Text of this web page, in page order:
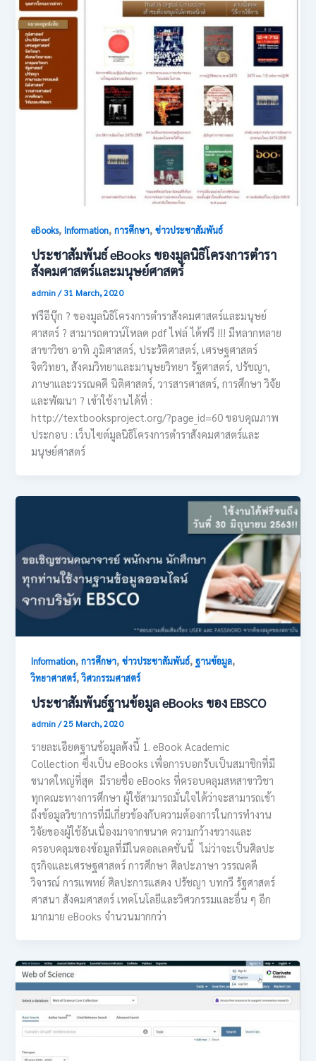
eBooks,Information,การศึกษา,ข่าวประชาสัมพันธ์
ประชาสัมพันธ์ eBooks ของมูลนิธิโครงการตำรา
สังคมศาสตร์และมนุษย์ศาสตร์
admin/31 March, 2020
ฟรีอีบุ๊ก ? ของมูลนิธิโครงการตำราสังคมศาสตร์และมนุษย์
ศาสตร์ ? สามารถดาวน์โหลด pdf ไฟล์ ได้ฟรี !!! มีหลากหลาย
สาขาวิชา อาทิ ภูมิศาสตร์, ประวัติศาสตร์, เศรษฐศาสตร์
จิตวิทยา, สังคมวิทยาและมานุษยวิทยา รัฐศาสตร์, ปรัชญา,
ภาษาและวรรณคดี นิติศาสตร์, วารสารศาสตร์, การศึกษา วิจัย
และพัฒนา ? เข้าใช้งานได้ที่ :
http://textbooksproject.org/?page_id=60 ขอบคุณภาพ
ประกอบ : เว็บไซต์มูลนิธิโครงการตำราสังคมศาสตร์และ
มนุษย์ศาสตร์
Information,การศึกษา,ข่าวประชาสัมพันธ์,ฐานข้อมูล,
วิทยาศาสตร์,วิศวกรรมศาสตร์
ประชาสัมพันธ์ฐานข้อมูล eBooks ของ EBSCO
admin/25 March, 2020
รายละเอียดฐานข้อมูลดังนี้ 1. eBook Academic
Collection ซึ่งเป็น eBooks เพื่อการบอกรับเป็นสมาชิกที่มี
ขนาดใหญ่ที่สุด มีรายชื่อ eBooks ที่ครอบคลุมสหสาขาวิชา
ทุกคณะทางการศึกษา ผู้ใช้สามารถมั่นใจได้ว่าจะสามารถเข้า
ถึงข้อมูลวิชาการที่มีเกี่ยวข้องกับความต้องการในการทำงาน
วิจัยของผู้ใช้อันเนื่องมาจากขนาด ความกว้างขวางและ
ครอบคลุมของข้อมูลที่มีในคอลเลคชั่นนี้ ไม่ว่าจะเป็นศิลปะ
ธุรกิจและเศรษฐศาสตร์ การศึกษา ศิลปะภาษา วรรณคดี
วิจารณ์ การแพทย์ ศิลปะการแสดง ปรัชญา บทกวี รัฐศาสตร์
ศาสนา สังคมศาสตร์ เทคโนโลยีและวิศวกรรมและอื่น ๆ อีก
มากมาย eBooks จำนวนมากกว่า